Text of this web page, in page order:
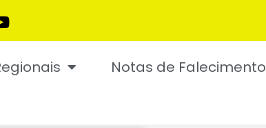
Notas de Falecimento